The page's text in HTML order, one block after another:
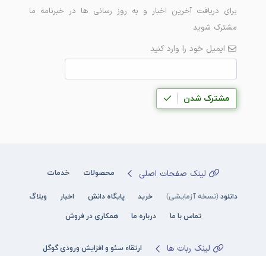
برای دریافت آخرین اخبار و به روز رسانی ها در خبرنامه ما
مشترک شوید
ایمیل خود را وارد کنید
مشترک شدن
لینک صفحات اصلی محصولات خدمات
دانلود(نسخه آزمایشی) خرید پایگاه دانش اخبار
وبلاگ
تماس با ما
درباره ما همکاری در فروش
لینک ربات ها ارتقاء سئو و افزایش ورودی گوگل